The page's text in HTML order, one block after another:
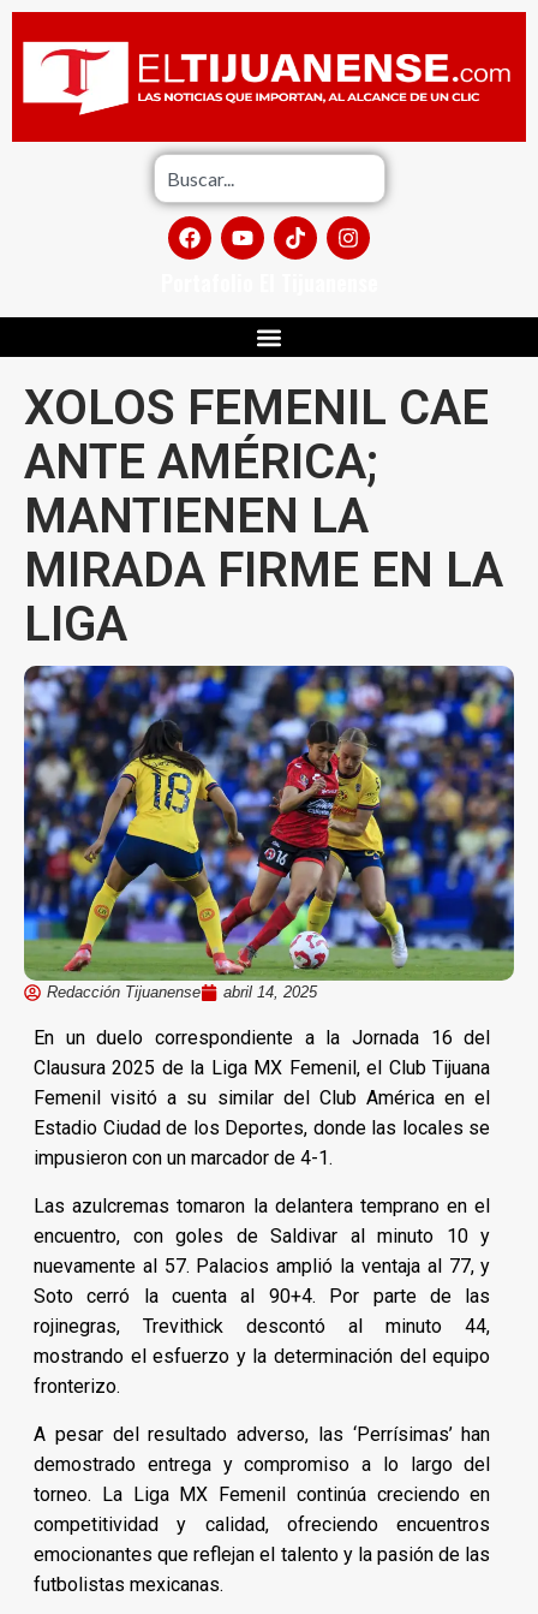
XOLOS FEMENIL CAE
ANTE AMÉRICA;
MANTIENEN LA
MIRADA FIRME EN LA
LIGA
Redacción Tijuanense abril 14, 2025
En un duelo correspondiente a la Jornada 16 del
Clausura 2025 de la Liga MX Femenil, el Club Tijuana
Femenil visitó a su similar del Club América en el
Estadio Ciudad de los Deportes, donde las locales se
impusieron con un marcador de 4-1.
Las azulcremas tomaron la delantera temprano en el
encuentro, con goles de Saldivar al minuto 10 y
nuevamente al 57. Palacios amplió la ventaja al 77, y
Soto cerró la cuenta al 90+4. Por parte de las
rojinegras, Trevithick descontó al minuto 44,
mostrando el esfuerzo y la determinación del equipo
fronterizo.
A pesar del resultado adverso, las ‘Perrísimas’ han
demostrado entrega y compromiso a lo largo del
torneo. La Liga MX Femenil continúa creciendo en
competitividad y calidad, ofreciendo encuentros
emocionantes que reflejan el talento y la pasión de las
futbolistas mexicanas.